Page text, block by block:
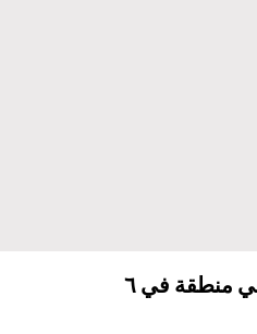
شقة في كمبوند كيان بأرقي منطقة في ٦